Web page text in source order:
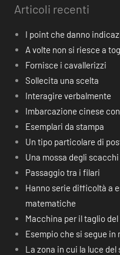
Articoli recenti
I point che danno
A volte non si riesce a
Fornisce i cavallerizzi
Sollecita una scelta
Interagire verbalmente
Imbarcazione cinese
Esemplari da stampa
Un tipo particolare di
Una mossa degli scacchi
Passaggio tra i filari
Hanno serie difficoltà a
matematiche
Macchina per il taglio
Esempio che si segue in
La zona in cui la luce